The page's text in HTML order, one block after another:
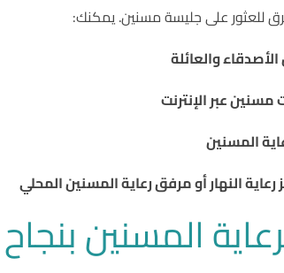
للعثور على جليسة مسنين. يمكنك:
والعائلة
عبر الإنترنت
المسنين
النهار أو مرفق رعاية المسنين المحلي
المسنين بنجاح